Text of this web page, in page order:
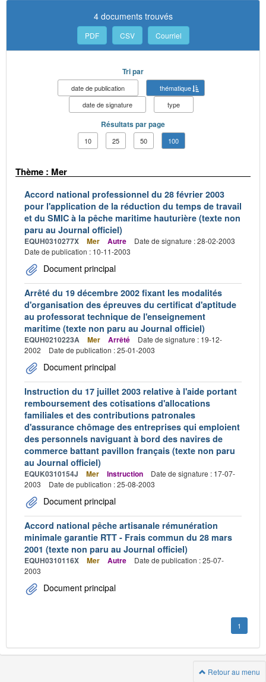
4 documents trouvés
PDF CSV Courriel
Tri par
date de publication
thématique
date de signature
type
Résultats par page
10 25 50 100
Thème : Mer
Accord national professionnel du 28 février 2003
pour l'application de la réduction du temps de travail
et du SMIC à la pêche maritime hauturière (texte non
paru au Journal officiel)
EQUH0310277X Mer Autre
Date de signature : 28-02-2003
Date de publication : 10-11-2003
Document principal
Arrêté du 19 décembre 2002 fixant les modalités
d'organisation des épreuves du certificat d'aptitude
au professorat technique de l'enseignement
maritime (texte non paru au Journal officiel)
EQUH0210223A Mer Arrêté
Date de signature : 19-12-
2002
Date de publication : 25-01-2003
Document principal
Instruction du 17 juillet 2003 relative à l'aide portant
remboursement des cotisations d'allocations
familiales et des contributions patronales
d'assurance chômage des entreprises qui emploient
des personnels naviguant à bord des navires de
commerce battant pavillon français (texte non paru
au Journal officiel)
EQUK0310154J Mer Instruction
Date de signature : 17-07-
2003
Date de publication : 25-08-2003
Document principal
Accord national pêche artisanale rémunération
minimale garantie RTT - Frais commun du 28 mars
2001 (texte non paru au Journal officiel)
EQUH0310116X Mer Autre
Date de publication : 25-07-
2003
Document principal
1
Retour au menu